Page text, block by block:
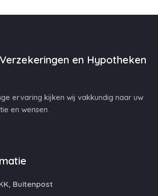
en Hypotheken
ervaring kijken wij vakkundig naar uw
en wensen.
Buitenpost